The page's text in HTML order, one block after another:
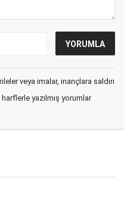
veya imalar, inançlara saldırı
yazılmış yorumlar